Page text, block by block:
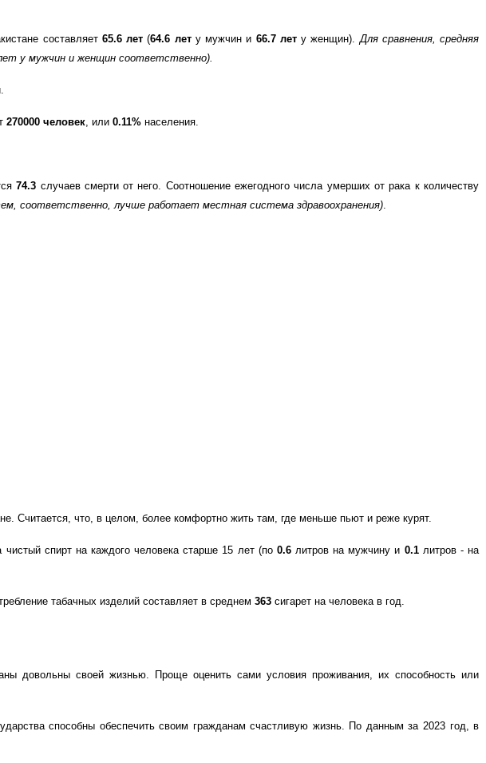
составляет 65.6 лет (64.6 лету мужчин и 66.7 лету женщин).Для сравнения, средняя
у мужчин и женщин соответственно).
270000 человек, или 0.11% населения.
74.3 случаев смерти от него. Соотношение ежегодного числа умерших от рака к количеству
соответственно, лучше работает местная система здравоохранения).
Считается, что, в целом, более комфортно жить там, где меньше пьют и реже курят.
спирт на каждого человека старше 15 лет (по 0.6литров на мужчину и 0.1литров - на
табачных изделий составляет в среднем 363 сигарет на человека в год.
довольны своей жизнью. Проще оценить сами условия проживания, их способность или
способны обеспечить своим гражданам счастливую жизнь. По данным за 2023 год, в